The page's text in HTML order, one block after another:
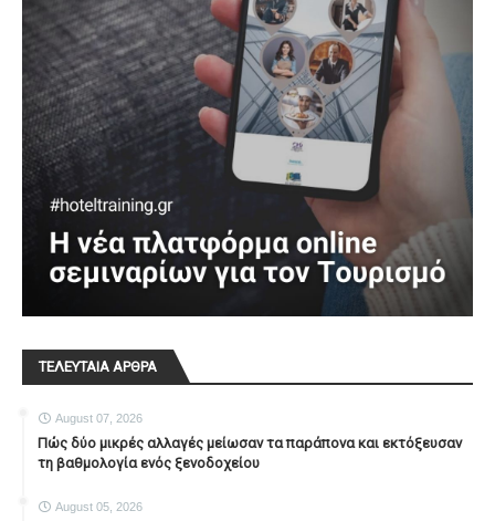
ΤΕΛΕΥΤΑΙΑ ΑΡΘΡΑ
August 07, 2026
Πώς δύο μικρές αλλαγές μείωσαν τα παράπονα και εκτόξευσαν
τη βαθμολογία ενός ξενοδοχείου
August 05, 2026